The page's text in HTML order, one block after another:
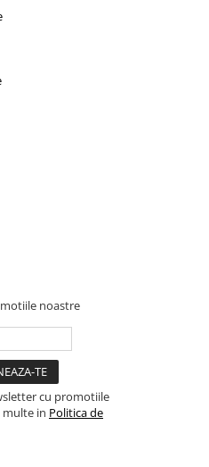
noastre
cu promotiile
multe in Politica de